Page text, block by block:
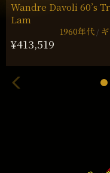
Wandre Davoli 60’s
Lam
1960年代
¥413,519